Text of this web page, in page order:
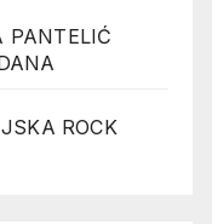
PANTELIĆ
ROCK